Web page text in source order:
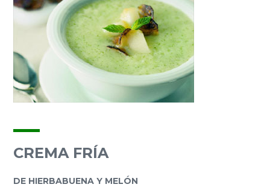
CREMA FRÍA
DE HIERBABUENA Y MELÓN